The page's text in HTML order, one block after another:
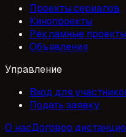
Проекты сериалов
Кинопроекты
Рекламные проекты
Объявления
Управление
Вход для
Подать заявку
О насДоговор